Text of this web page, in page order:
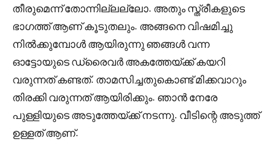
തീരുമെന്ന് തോന്നില്ലല്ലോ. അതും സ്ത്രീകളുടെ
ഭാഗത്ത്‌ ആണ് കൂടുതലും. അങ്ങനെ വിഷമിച്ചു
നിൽക്കുമ്പോൾ ആയിരുന്നു ഞങ്ങൾ വന്ന
ഓട്ടോയുടെ ഡ്രൈവർ അകത്തേയ്ക്ക് കയറി
വരുന്നത് കണ്ടത്. താമസിച്ചതുകൊണ്ട് മിക്കവാറും
തിരക്കി വരുന്നത് ആയിരിക്കും. ഞാൻ നേരേ
പുള്ളിയുടെ അടുത്തേയ്ക്ക് നടന്നു. വീടിന്റെ അടുത്ത്
ഉള്ളത് ആണ്.